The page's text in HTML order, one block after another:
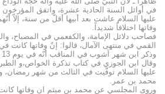
في أوائل السنة الحادية عشرة، واتفق
عليها السلام عاشت بعد أبيها أقلّ من سنة، إلاّ
وفاتها اختلافاً شديداً.
فصاحب دلائل الإمامة، والكفعمي في المصباح،
القمي في منتهى الآمال، قالوا: إنّ وفاتها كانت
وذكر ابن شهر آشوب في المناقب أنّه في يوم 13 ربيع الآخر.
وقال ابن الجوزي في كتاب تذكرة الخواص،و
عليها السلام توفّيت في الثالث من شهر
محمد بن عمر.
وروى المجلسي عن محمد بن ميثم ان وفاتها كانت في 20 من جمادي